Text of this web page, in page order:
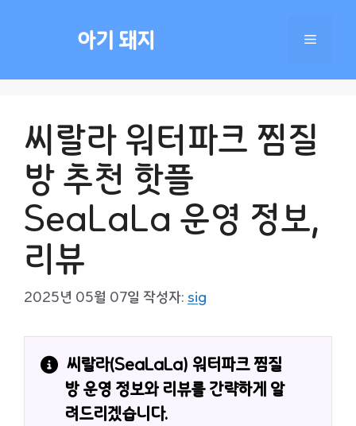
아기 돼지 메
씨랄라 워터파크 찜질
방 추천 핫플
SeaLaLa 운영 정보,
리뷰
2025년 05월 07일 작성자: sig
씨랄라(SeaLaLa) 워터파크 찜질
방 운영 정보와 리뷰를 간략하게 알
려드리겠습니다.